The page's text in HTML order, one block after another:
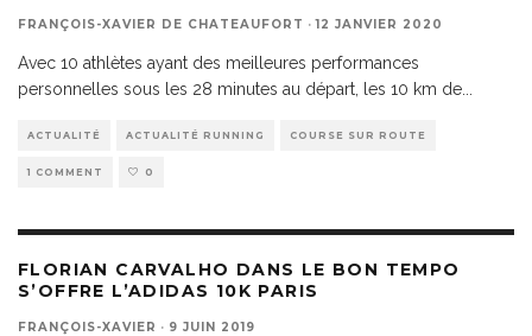
FRANÇOIS-XAVIER DE CHATEAUFORT · 12 JANVIER 2020
Avec 10 athlètes ayant des meilleures performances
personnelles sous les 28 minutes au départ, les 10 km de
ACTUALITÉ ACTUALITÉ RUNNING COURSE SUR ROUTE
1 COMMENT 0
FLORIAN CARVALHO DANS LE BON TEMPO
S’OFFRE L’ADIDAS 10K PARIS
FRANÇOIS-XAVIER · 9 JUIN 2019